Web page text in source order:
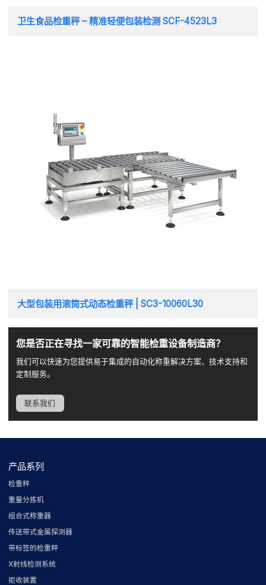
卫生食品检重秤 – 精准轻便包装检测 SCF-4523L3
大型包装用滚筒式动态检重秤 | SC3-10060L30
您是否正在寻找一家可靠的智能检重设备制造商？
我们可以快速为您提供易于集成的自动化称重解决方案、技术支持和
定制服务。
联系我们
产品系列
检重秤
重量分拣机
组合式称重器
传送带式金属探测器
带标签的检重秤
X射线检测系统
拒收装置